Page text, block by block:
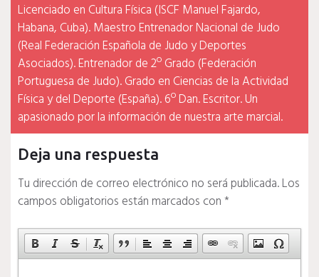
Licenciado en Cultura Física (ISCF Manuel Fajardo,
Habana, Cuba). Maestro Entrenador Nacional de Judo
(Real Federación Española de Judo y Deportes
Asociados). Entrenador de 2º Grado (Federación
Portuguesa de Judo). Grado en Ciencias de la Actividad
Física y del Deporte (España). 6º Dan. Escritor. Un
apasionado por la información de nuestra arte marcial.
Deja una respuesta
Tu dirección de correo electrónico no será publicada.Los
campos obligatorios están marcados con*